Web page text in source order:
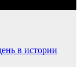
в истории